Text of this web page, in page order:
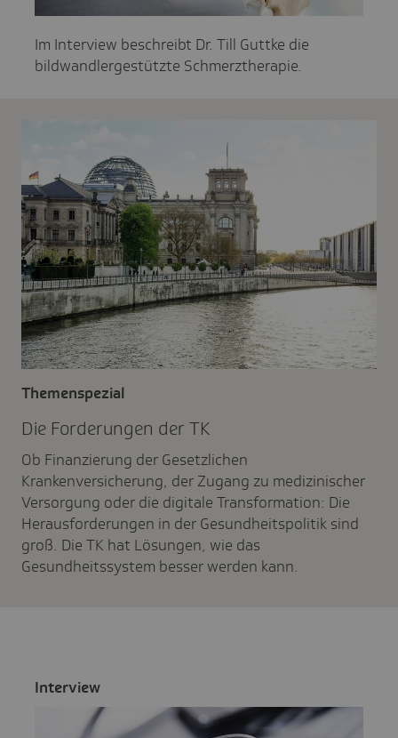
Im Interview beschreibt Dr. Till Guttke die
bildwandlergestützte Schmerztherapie.
Die Forde­rungen der TK
Themenspezial
Ob Finanzierung der Gesetzlichen
Krankenversicherung, der Zugang zu medizinischer
Versorgung oder die digitale Transformation: Die
Herausforderungen in der Gesundheitspolitik sind
groß. Die TK hat Lösungen, wie das
Gesundheitssystem besser werden kann.
Inter­view